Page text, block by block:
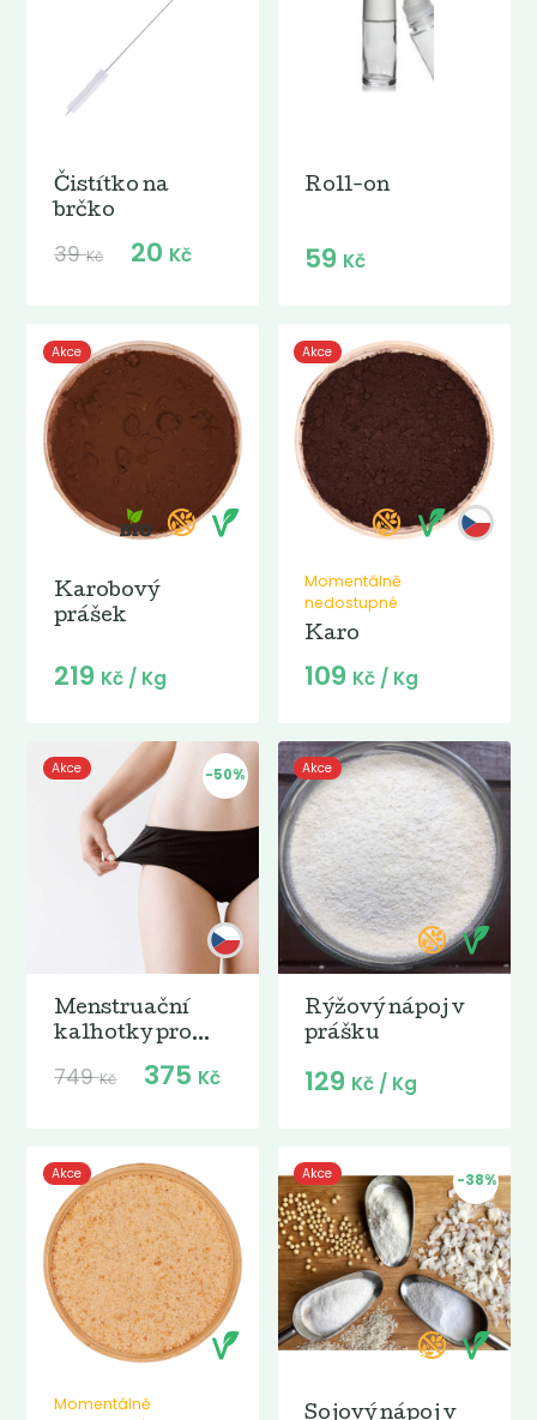
Čistítko na
brčko
39Kč 20 Kč
Roll-on
59 Kč
Akce
Karobový
prášek
219 Kč / Kg
Akce
Momentálně
nedostupné
Karo
109 Kč / Kg
Akce -50%
Menstruační
kalhotky pro...
749Kč 375 Kč
Akce
Rýžový nápoj v
prášku
129 Kč / Kg
Akce
Momentálně
Akce -38%
Sojový nápoj v